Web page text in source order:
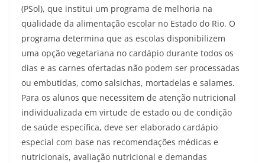
(PSol), que institui um programa de melhoria na
qualidade da alimentação escolar no Estado do Rio. O
programa determina que as escolas disponibilizem
uma opção vegetariana no cardápio durante todos os
dias e as carnes ofertadas não podem ser processadas
ou embutidas, como salsichas, mortadelas e salames.
Para os alunos que necessitem de atenção nutricional
individualizada em virtude de estado ou de condição
de saúde específica, deve ser elaborado cardápio
especial com base nas recomendações médicas e
nutricionais, avaliação nutricional e demandas